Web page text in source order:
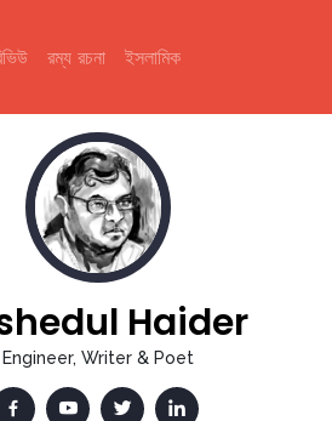
রম্য রচনা ইসলামিক
Haider
Engineer, Writer & Poet